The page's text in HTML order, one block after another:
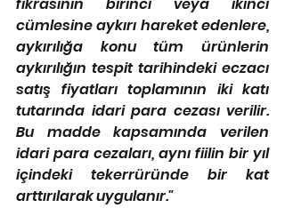
fıkrasının birinci veya ikinci
cümlesine aykırı hareket edenlere,
aykırılığa konu tüm ürünlerin
aykırılığın tespit tarihindeki eczacı
satış fiyatları toplamının iki katı
tutarında idari para cezası verilir.
Bu madde kapsamında verilen
idari para cezaları, aynı fiilin bir yıl
içindeki tekerrüründe bir kat
arttırılarak uygulanır."